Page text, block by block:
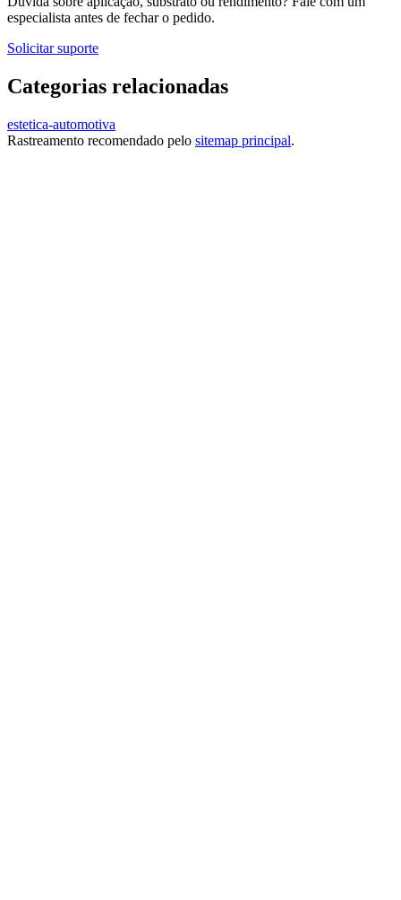
especialista antes de fechar o pedido.
Solicitar suporte
Categorias relacionadas
estetica-automotiva
Rastreamento recomendado pelo sitemap principal.